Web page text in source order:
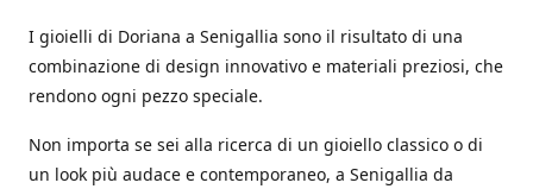
I gioielli di Doriana a Senigallia sono il risultato di una
combinazione di design innovativo e materiali preziosi, che
rendono ogni pezzo speciale.
Non importa se sei alla ricerca di un gioiello classico o di
un look più audace e contemporaneo, a Senigallia da